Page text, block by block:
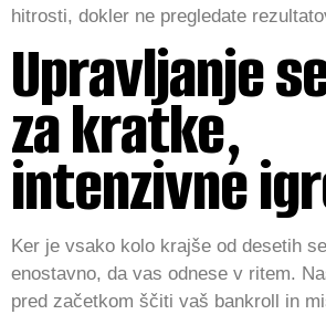
hitrosti, dokler ne pregledate
Upravljanje
za kratke,
intenzivne
Ker je vsako kolo krajše od desetih
enostavno, da vas odnese v ritem.
pred začetkom ščiti vaš bankroll in